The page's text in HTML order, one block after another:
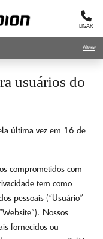
LIGAR
Alterar
usuários do
última vez em 16 de
comprometidos com
tem como
pessoais (“Usuário”
Nossos
fornecidos ou